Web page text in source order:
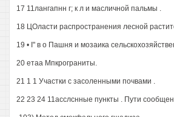
17 11лангапнн г; к л и масличной пальмы .
18 ЦОласти распространения лесной
19 • I" в о Пашня и мозаика
20 етаа Мпкрограниты.
21 1 1 Участки с засоленными почвами .
22 23 24 11асслснные пункты . Пути